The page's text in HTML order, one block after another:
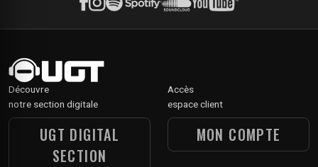
Découvre
notre section digitale
UGT DIGITAL
SECTION
Accès
espace client
MON COMPTE